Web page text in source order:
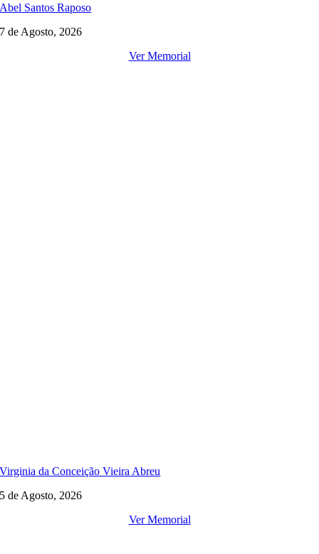
Abel Santos Raposo
7 de Agosto, 2026
Ver Memorial
Virginia da Conceição Vieira Abreu
5 de Agosto, 2026
Ver Memorial